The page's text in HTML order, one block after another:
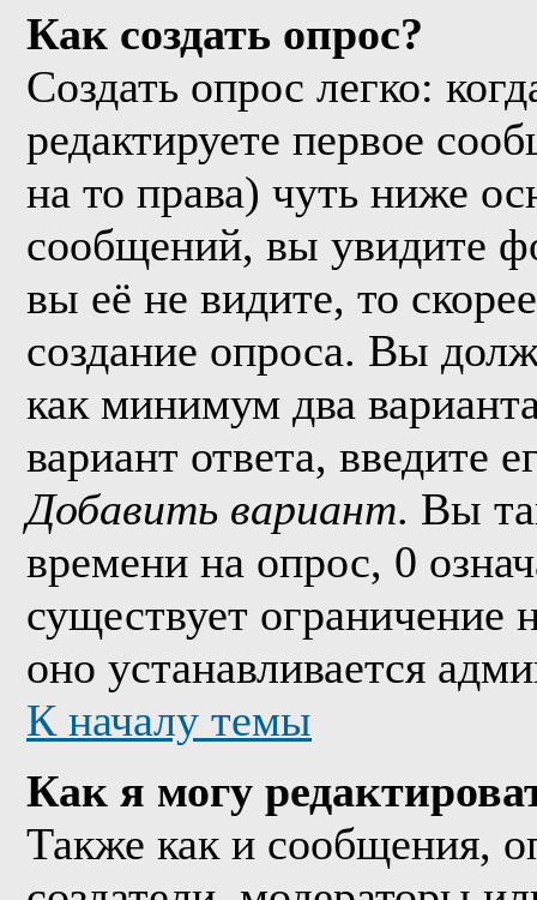
Как создать опрос?
Создать опрос легко:
редактируете первое
на то права) чуть ниже
сообщений, вы увидите
вы её не видите, то
создание опроса. Вы
как минимум два
вариант ответа, введите
Добавить вариант. Вы
времени на опрос, 0
существует ограничение
оно устанавливается
К началу темы
Как я могу
Также как и сообщения,